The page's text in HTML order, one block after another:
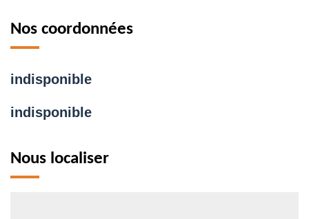
Nos coordonnées
indisponible
indisponible
Nous localiser